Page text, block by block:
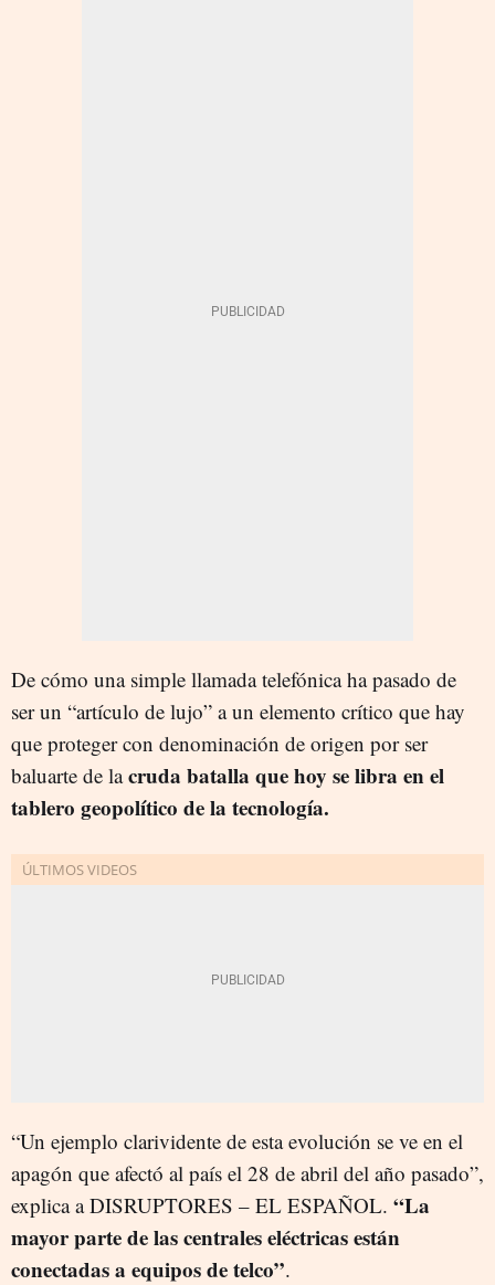
De cómo una simple llamada telefónica ha pasado de
ser un “artículo de lujo” a un elemento crítico que hay
que proteger con denominación de origen por ser
baluarte de lacruda batalla que hoy se libra en el
tablero geopolítico de la tecnología.
“Un ejemplo clarividente de esta evolución se ve en el
apagón que afectó al país el 28 de abril del año pasado”,
explica a DISRUPTORES – EL ESPAÑOL. “La
mayor parte de las centrales eléctricas están
conectadas a equipos de telco”.